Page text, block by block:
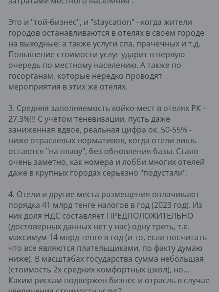
Это и "той-бизнес", и "staycation" - когда жители
городов останавливаются в отелях в своем городе
на выходные; а также услуги спа, прачечных и т.д.
Повышение стоимости услуг ударит в первую
очередь по местному населению. А также по
госорганам, которые нередко проводят
мероприятия в этих же отелях.
3. Средняя заполняемость койко-мест в отелях РК -
27,3%!!! С учетом теневизации, пусть даже
заниженная вдвое, реальная цифра ок. 50-55% -
ниже отраслевых нормативов, когда отели лишь
остаются "на плаву", без обновления базы. Стало
очень заметно, как номера и лобби многих отелей
даже в крупных городах серьезно "подустали".
4. Отели и другие места размещения оплачивают
порядка 41 млрд тенге налогов в год (2023 год). Из
них доля НДС составляет ПРЕДПОЛОЖИТЕЛЬНО
(достоверных данных нет у нас) одну треть, т.е.
максимум 14 млрд тенге в год (и то, если посчитать
что все являются плательщиками, по факту думаю
ниже). В масштабах государства сумма небольшая
(стоимость 2х средних комфортных школ), но...
Каким рискам подвержен бизнес и отрасль в случае